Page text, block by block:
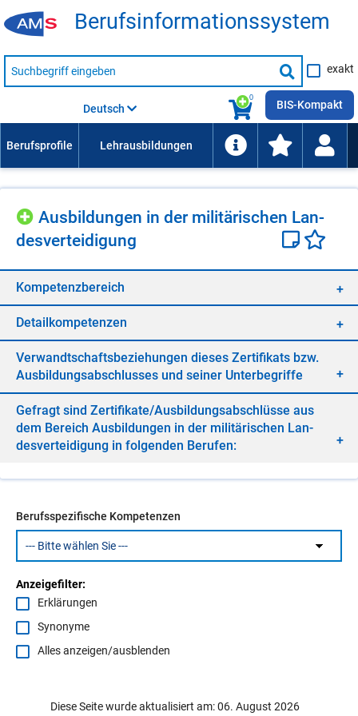
Be­rufs­in­for­ma­ti­ons­sys­tem
Suche
nach
Suche
starten
exakt
0
Deutsch BIS-Kompakt
Aus­bil­dun­gen in der mi­li­tä­ri­schen Lan­
des­ver­tei­di­gung
Kom­pe­tenz­be­reich
De­tail­kom­pe­ten­zen
Ver­wandt­schafts­be­zie­hun­gen die­ses Zer­ti­fi­kats bzw.
Aus­bil­dungs­ab­schlus­ses und sei­ner Un­ter­be­grif­fe
Ge­fragt sind Zer­ti­fi­ka­te/​Aus­bil­dungs­ab­schlüs­se aus
dem Be­reich Aus­bil­dun­gen in der mi­li­tä­ri­schen Lan­
des­ver­tei­di­gung in fol­gen­den Be­ru­fen:
Berufsspezifische Kompetenzen
Anzeigefilter:
Erklärungen
Synonyme
Alles anzeigen/ausblenden
Diese Seite wurde aktualisiert am: 06. August 2026